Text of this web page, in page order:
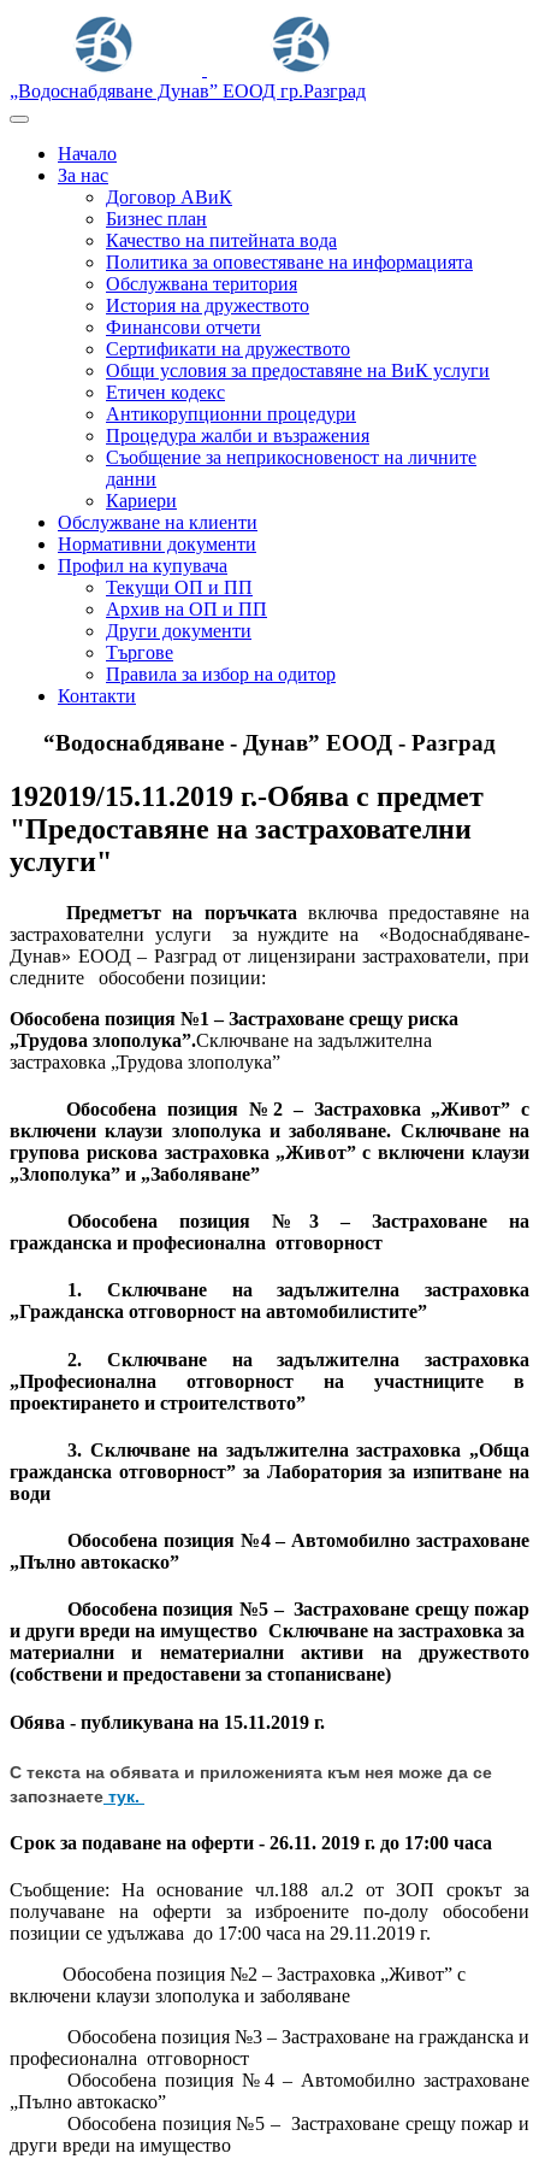
„Водоснабдяване Дунав” ЕООД гр.Разград
Начало
За нас
Договор АВиК
Бизнес план
Качество на питейната вода
Политика за оповестяване на информацията
Обслужвана територия
История на дружеството
Финансови отчети
Сертификати на дружеството
Общи условия за предоставяне на ВиК услуги
Етичен кодекс
Антикорупционни процедури
Процедура жалби и възражения
Съобщение за неприкосновеност на личните
данни
Кариери
Обслужване на клиенти
Нормативни документи
Профил на купувача
Текущи ОП и ПП
Архив на ОП и ПП
Други документи
Търгове
Правила за избор на одитор
Контакти
“Водоснабдяване - Дунав” ЕООД - Разград
192019/15.11.2019 г.-Обява с предмет
"Предоставяне на застрахователни
услуги"
Предметът на поръчката включва предоставяне на
застрахователни услуги
за нуждите на
«Водоснабдяване-
Дунав» ЕООД – Разградот лицензирани застрахователи, при
следните
обособени позиции:
Обособена позиция №1 – Застраховане срещу риска
„Трудова злополука”.Сключване на задължителна
застраховка „Трудова злополука”
Обособена позиция №2 – Застраховка „Живот” с
включени клаузи злополука и заболяване. Сключване на
групова рискова застраховка „Живот” с включени клаузи
„Злополука” и „Заболяване”
Обособена позиция №3 – Застраховане на
гражданска и професионална отговорност
1. Сключване на задължителна застраховка
„Гражданска отговорност на автомобилистите”
2. Сключване на задължителна
застраховка
„Професионална отговорност на участниците в
проектирането и строителството”
3. Сключване на задължителна застраховка „Обща
гражданска отговорност” за Лаборатория за изпитване на
води
Обособена позиция №4– Автомобилно застраховане
„Пълно автокаско”
Обособена позиция №5– Застраховане срещу пожар
и други вреди на имущество Сключване на застраховка за
материални и нематериални активи на дружеството
(собствени и предоставени за стопанисване)
Обява - публикувана на 15.11.2019 г.
С текста на обявата и приложенията към нея може да се
запознаете тук.
Срок за подаване на оферти - 26.11. 2019 г. до 17:00 часа
Съобщение:На основание чл.188 ал.2 от ЗОП срокът за
получаване на оферти заизброените по-долуобособени
позиции се удължава до 17:00 часа на 29.11.2019 г.
Обособена позиция №2 – Застраховка „Живот” с
включени клаузи злополука и заболяване
Обособена позиция №3 – Застраховане на гражданска и
професионална отговорност
Обособена позиция №4 – Автомобилно застраховане
„Пълно автокаско”
Обособена позиция №5 – Застраховане срещу пожар и
други вреди на имущество